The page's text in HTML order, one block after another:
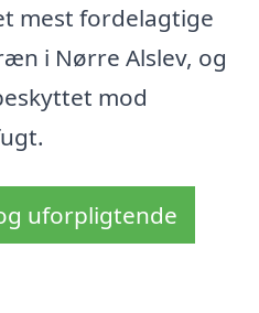
mest fordelagtige
i Nørre Alslev, og
mod
uforpligtende